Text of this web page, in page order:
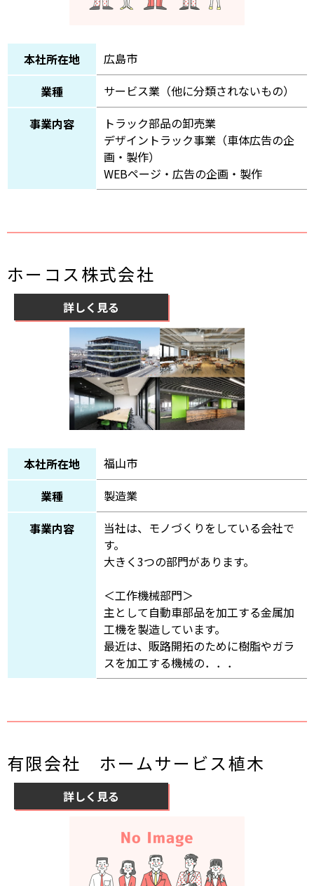
本社所在地
広島市
業種
サービス業（他に分類されないもの）
事業内容
トラック部品の卸売業
デザイントラック事業（車体広告の企
画・製作）
WEBページ・広告の企画・製作
ホーコス株式会社
詳しく見る
本社所在地
福山市
業種
製造業
事業内容
当社は、モノづくりをしている会社で
す。
大きく3つの部門があります。
＜工作機械部門＞
主として自動車部品を加工する金属加
工機を製造しています。
最近は、販路開拓のために樹脂やガラ
スを加工する機械の．．．
有限会社 ホームサービス植木
詳しく見る